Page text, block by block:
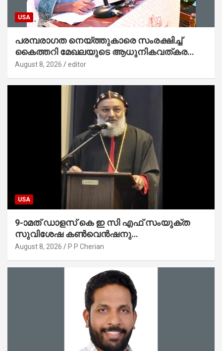
USA
പരമ്പരാഗത നെയ്ത്തുകാരെ സംരക്ഷിച്ച്
കൈത്തറി മേഖലയുടെ ആധുനികവത്കരണം
സാധ്യമാക്കും : ഡെപ്യൂട്ടി സ്പീക്കർ
August 8, 2026 editor
USA
9-ാമത് ഡാളസ് കെ ഇ സി എഫ് സംയുക്ത
സുവിശേഷ കൺവെൻഷനു
പ്രാർത്ഥനാനിർഭരമായ തുടക്കം
August 8, 2026 P P Cherian